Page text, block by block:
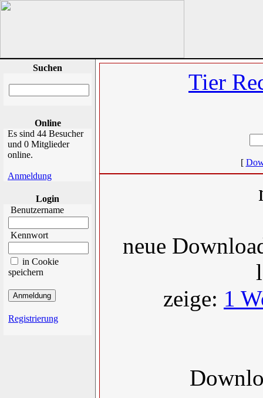
Suchen
Online
Es sind 44 Besucher
und 0 Mitglieder
online.
Anmeldung
Login
Benutzername
Kennwort
in Cookie
speichern
Registrierung
Tier
[
neue
zeige: 1